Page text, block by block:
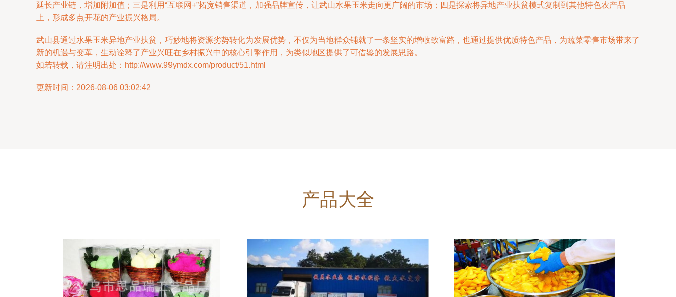
延长产业链，增加附加值；三是利用“互联网+”拓宽销售渠道，加强品牌宣传，让武山水果玉米走向更广阔的市场；四是探索将异地产业扶贫模式复制到其他特色农产品
上，形成多点开花的产业振兴格局。
武山县通过水果玉米异地产业扶贫，巧妙地将资源劣势转化为发展优势，不仅为当地群众铺就了一条坚实的增收致富路，也通过提供优质特色产品，为蔬菜零售市场带来了
新的机遇与变革，生动诠释了产业兴旺在乡村振兴中的核心引擎作用，为类似地区提供了可借鉴的发展思路。
如若转载，请注明出处：http://www.99ymdx.com/product/51.html
更新时间：2026-08-06 03:02:42
产品大全